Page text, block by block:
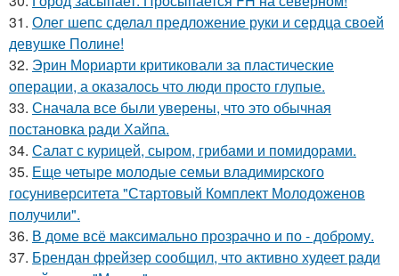
31. Олег шепс сделал предложение руки и сердца своей
девушке Полине!
32. Эрин Мориарти критиковали за пластические
операции, а оказалось что люди просто глупые.
33. Сначала все были уверены, что это обычная
постановка ради Хайпа.
34. Салат с курицей, сыром, грибами и помидорами.
35. Еще четыре молодые семьи владимирского
госуниверситета "Стартовый Комплект Молодоженов
получили".
36. В доме всё максимально прозрачно и по - доброму.
37. Брендан фрейзер сообщил, что активно худеет ради